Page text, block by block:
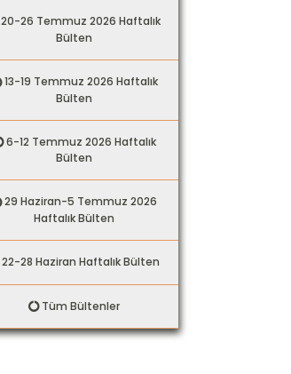
20-26 Temmuz 2026 Haftalık
Bülten
13-19 Temmuz 2026 Haftalık
Bülten
6-12 Temmuz 2026 Haftalık
Bülten
29 Haziran-5 Temmuz 2026
Haftalık Bülten
22-28 Haziran Haftalık Bülten
Tüm Bültenler